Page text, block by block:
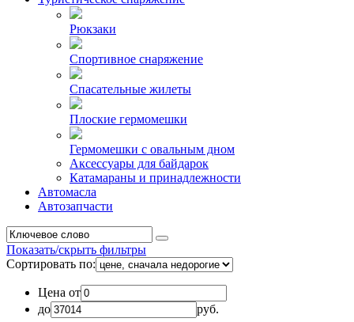
Рюкзаки
Спортивное снаряжение
Спасательные жилеты
Плоские гермомешки
Гермомешки с овальным дном
Аксессуары для байдарок
Катамараны и принадлежности
Автомасла
Автозапчасти
Показать/скрыть фильтры
Сортировать по:
Цена от
до
руб.